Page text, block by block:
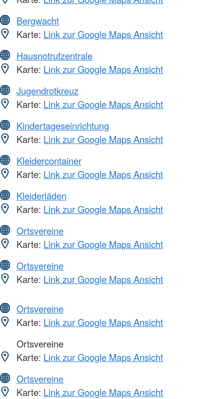
Bergwacht
Karte: Link zur Google Maps Ansicht
Hausnotrufzentrale
Karte: Link zur Google Maps Ansicht
Jugendrotkreuz
Karte: Link zur Google Maps Ansicht
Kindertageseinrichtung
Karte: Link zur Google Maps Ansicht
Kleidercontainer
Karte: Link zur Google Maps Ansicht
Kleiderläden
Karte: Link zur Google Maps Ansicht
Ortsvereine
Karte: Link zur Google Maps Ansicht
Ortsvereine
Karte: Link zur Google Maps Ansicht
Ortsvereine
Karte: Link zur Google Maps Ansicht
Ortsvereine
Karte: Link zur Google Maps Ansicht
Ortsvereine
Karte: Link zur Google Maps Ansicht